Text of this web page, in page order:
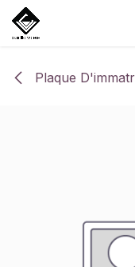
Overslaan naar inhoud
Plaque